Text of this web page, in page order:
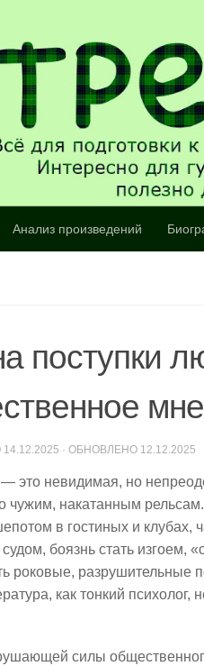
Анализ произведений
поступки
14.12.2025 · ОБНОВЛЕНО 12.12.2025
это невидимая, но
чужим, накатанным
в гостиных и клубах,
боязнь стать
роковые, разрушительные
как тонкий психолог,
силы